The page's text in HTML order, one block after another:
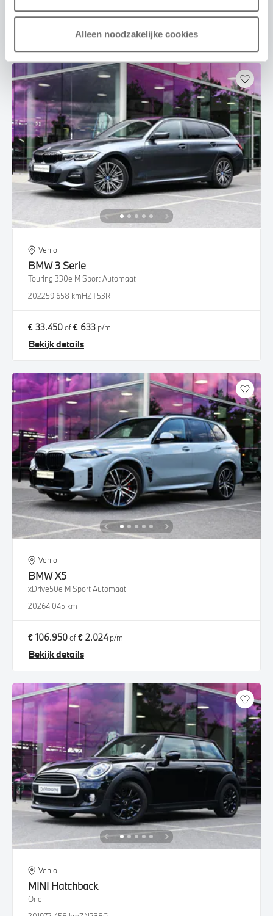
Alleen noodzakelijke cookies
€ 33.450of€ 633p/m
Bekijk details
Venlo
BMW3 Serie
Touring 330e M Sport Automaat
202259.658 kmHZT53R
€ 33.450of€ 633 p/m
Bekijk details
Venlo
BMWX5
xDrive50e M Sport Automaat
20264.045 km
€ 106.950of€ 2.024 p/m
Bekijk details
Venlo
MINI Hatchback
One